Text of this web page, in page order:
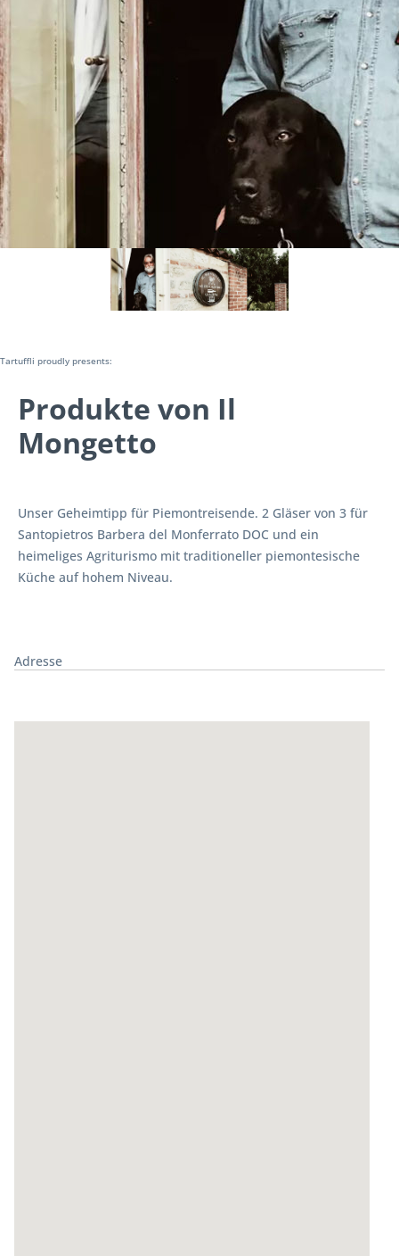
Tartuffli proudly presents:
Produkte von Il
Mongetto
Unser Geheimtipp für Piemontreisende. 2 Gläser von 3 für
Santopietros Barbera del Monferrato DOC und ein
heimeliges Agriturismo mit traditioneller piemontesische
Küche auf hohem Niveau.
Adresse